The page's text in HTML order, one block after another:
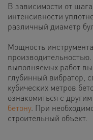
В зависимости от
интенсивности
различный диаметр
Мощность
производительностью.
выполняемых работ
глубинный вибратор,
кубических метров
ознакомиться с другим
бетону. При
строительный объект.